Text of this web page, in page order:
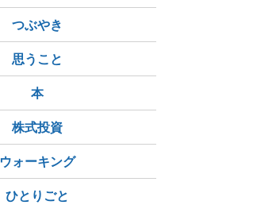
つぶやき
思うこと
本
株式投資
ウォーキング
ひとりごと